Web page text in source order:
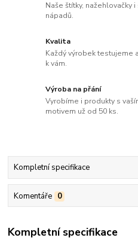
Naše štítky, nažehlovačky
nápadů.
Kvalita
Každý výrobek testujeme
k vám.
Výroba na přání
Vyrobíme i produkty s
motivem už od 50 ks.
Kompletní specifikace
Komentáře 0
Kompletní specifikace